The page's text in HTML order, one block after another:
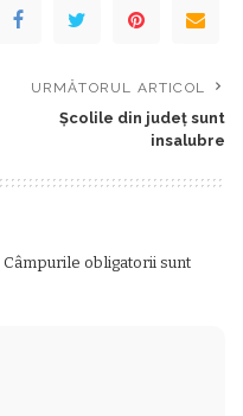
URMĂTORUL ARTICOL
Școlile din județ sunt
insalubre
Câmpurile obligatorii sunt